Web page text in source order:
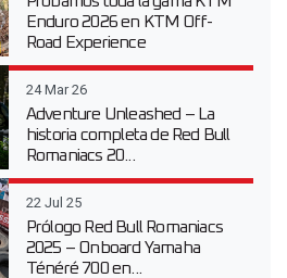
Enduro 2026 en KTM Off-
Road Experience
24 Mar 26
Adventure Unleashed – La
historia completa de Red Bull
Romaniacs 20...
22 Jul 25
Prólogo Red Bull Romaniacs
2025 – Onboard Yamaha
Ténéré 700 en...